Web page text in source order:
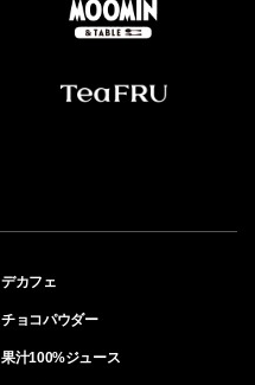
デカフェ
チョコパウダー
果汁100%ジュース